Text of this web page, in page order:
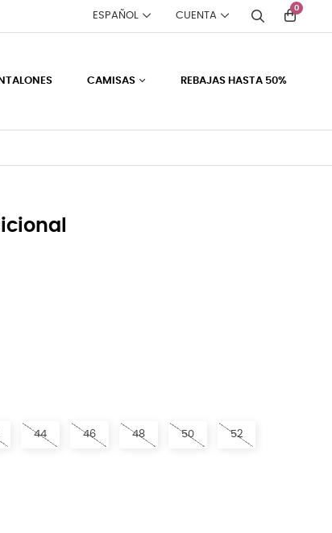
ESPAÑOL CUENTA
0
CAMISAS REBAJAS HASTA 50%
44 46 48 50 52